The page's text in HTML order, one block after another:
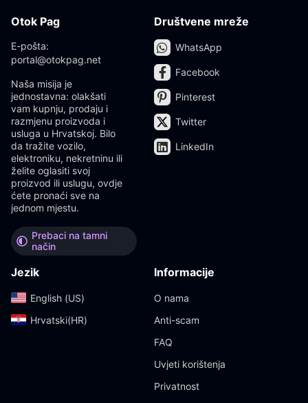
Otok Pag
E-pošta:
portal@otokpag.net
Naša misija je
jednostavna: olakšati
vam kupnju, prodaju i
razmjenu proizvoda i
usluga u Hrvatskoj. Bilo
da tražite vozilo,
elektroniku, nekretninu ili
želite oglasiti svoj
proizvod ili uslugu, ovdje
ćete pronaći sve na
jednom mjestu.
Prebaci na tamni
način
Društvene mreže
WhatsApp
Facebook
Pinterest
Twitter
LinkedIn
Jezik
English (US)‎
Hrvatski(HR)‎
Informacije
O nama
Anti-scam
FAQ
Uvjeti korištenja
Privatnost